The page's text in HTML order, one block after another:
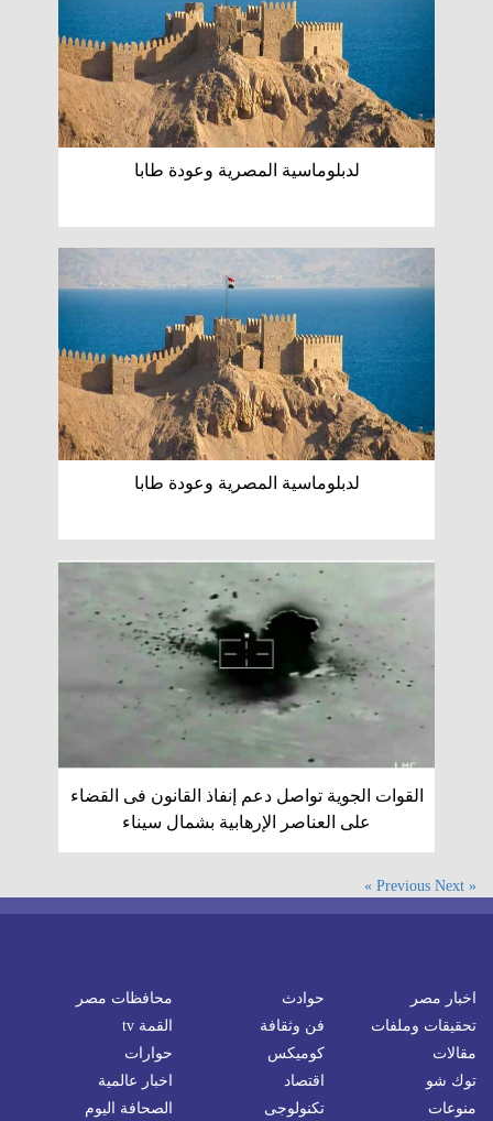
لدبلوماسية المصرية وعودة طابا
لدبلوماسية المصرية وعودة طابا
القوات الجوية تواصل دعم إنفاذ القانون فى القضاء
على العناصر الإرهابية بشمال سيناء
« Previous
Next »
اخبار مصر حوادث
محافظات مصر
تحقيقات وملفات
فن وثقافة
القمة tv
مقالات
كوميكس
حوارات
توك شو
اقتصاد
اخبار عالمية
منوعات
تكنولوجى الصحافة اليوم